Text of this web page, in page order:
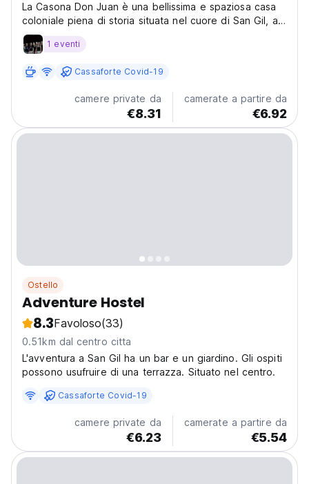
La Casona Don Juan è una bellissima e spaziosa casa
coloniale piena di storia situata nel cuore di San Gil, a 1
minuto a piedi dalla piazza principale.
1 eventi
Cassaforte Covid-19
camere private da
€8.31
camerate a partire da
€6.92
Ostello
Adventure Hostel
8.3Favoloso(33)
0.51km dal centro citta
L'avventura a San Gil ha un bar e un giardino. Gli ospiti
possono usufruire di una terrazza. Situato nel centro.
Cassaforte Covid-19
camere private da
€6.23
camerate a partire da
€5.54